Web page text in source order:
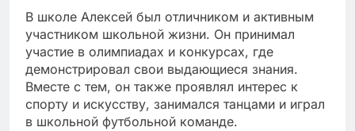
В школе Алексей был отличником и активным
участником школьной жизни. Он принимал
участие в олимпиадах и конкурсах, где
демонстрировал свои выдающиеся знания.
Вместе с тем, он также проявлял интерес к
спорту и искусству, занимался танцами и играл
в школьной футбольной команде.